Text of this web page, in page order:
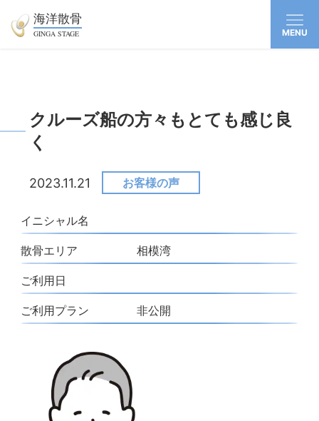
海洋散骨
GINGA STAGE MENU
クルーズ船の方々もとても感じ良
く
2023.11.21 お客様の声
イニシャル名
散骨エリア 相模湾
ご利用日
ご利用プラン 非公開